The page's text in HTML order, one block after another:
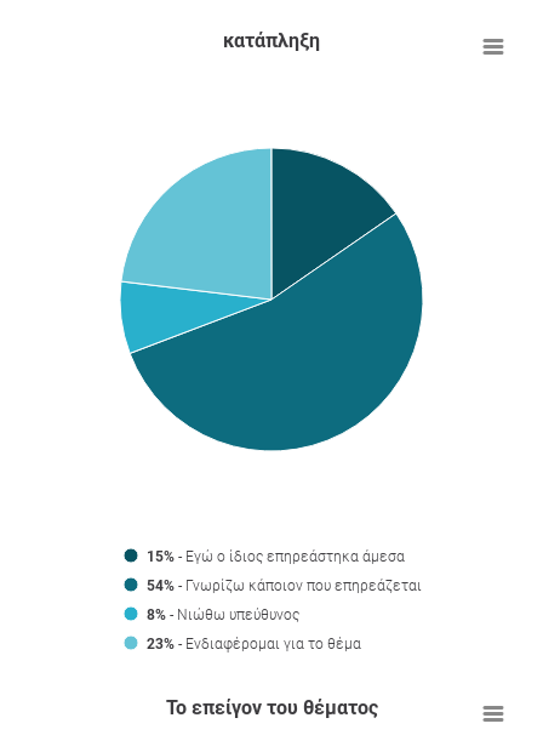
κατάπληξη
15% - Εγώ ο ίδιος επηρεάστηκα άμεσα
54% - Γνωρίζω κάποιον που επηρεάζεται
8% - Νιώθω υπεύθυνος
23% - Ενδιαφέρομαι για το θέμα
Το επείγον του θέματος